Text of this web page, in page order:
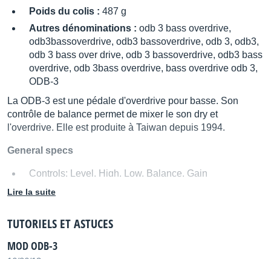
Poids du colis : 487 g
Autres dénominations : odb 3 bass overdrive,
odb3bassoverdrive, odb3 bassoverdrive, odb 3, odb3,
odb 3 bass over drive, odb 3 bassoverdrive, odb3 bass
overdrive, odb 3bass overdrive, bass overdrive odb 3,
ODB-3
La ODB-3 est une pédale d'overdrive pour basse. Son
contrôle de balance permet de mixer le son dry et
l'overdrive. Elle est produite à Taiwan depuis 1994.
General specs
Controls: Level, High, Low, Balance, Gain
Connectors: Input jack, Output jack, DC In Jack
Input Impedance:1 MOhm
Lire la suite
TUTORIELS ET ASTUCES
MOD ODB-3